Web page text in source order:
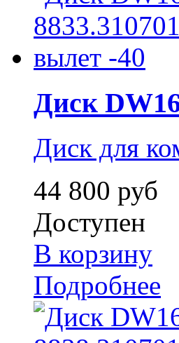
Диск
Диск для
44 800 руб
Доступен
В корзину
Подробнее